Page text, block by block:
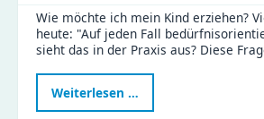
Wie möchte ich mein Kind erziehen?
heute: "Auf jeden Fall
sieht das in der Praxis aus? Diese
Weiterlesen …
Erziehung: